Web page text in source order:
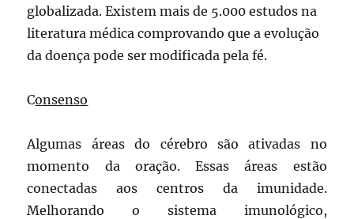
globalizada. Existem mais de 5.000 estudos na
literatura médica comprovando que a evolução
da doença pode ser modificada pela fé.
Consenso
Algumas áreas do cérebro são ativadas no
momento da oração. Essas áreas estão
conectadas aos centros da imunidade.
Melhorando o sistema imunológico,